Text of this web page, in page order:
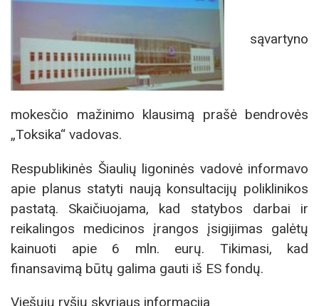
sąvartyno
mokesčio mažinimo klausimą prašė bendrovės
„Toksika“ vadovas.
Respublikinės Šiaulių ligoninės vadovė informavo
apie planus statyti naują konsultacijų poliklinikos
pastatą. Skaičiuojama, kad statybos darbai ir
reikalingos medicinos įrangos įsigijimas galėtų
kainuoti apie 6 mln. eurų. Tikimasi, kad
finansavimą būtų galima gauti iš ES fondų.
Viešųjų ryšių skyriaus informacija